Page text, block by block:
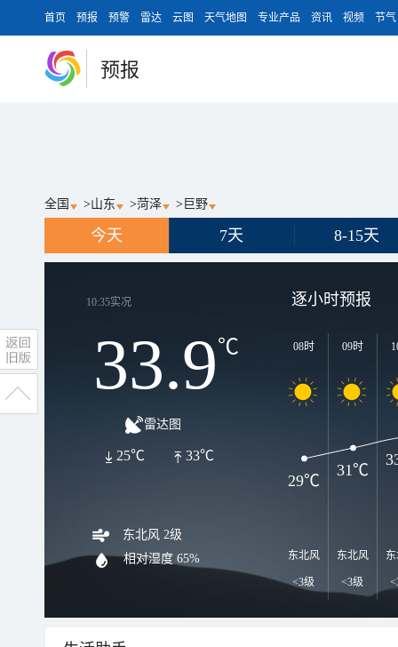
首页 预报 预警 雷达 云图 天气地图 专业产品 资讯 视频 节气
预报
全国 >山东 >菏泽 > 巨野
今天 7天 8-15天
10:35实况
33.9℃
雷达图
33℃
25℃
东北风 2级
相对湿度 65%
逐小时预报
08时
东北风
<3级
09时
东北风
<3级
29℃
31℃